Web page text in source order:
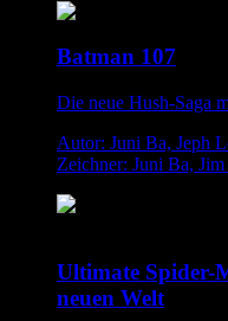
Batman 107
Die neue Hush-Saga
Autor: Juni Ba, Jeph
Zeichner: Juni Ba,
Ultimate Spider-
neuen Welt